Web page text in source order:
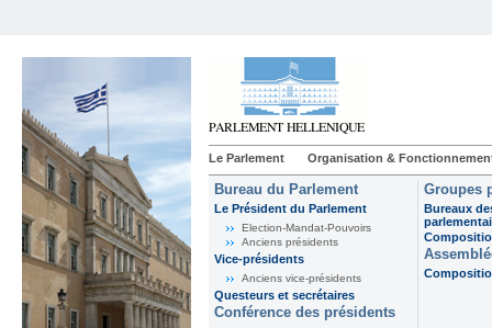
Le Parlement Organisation &
Bureau du Parlement
Le Président du Parlement
Election-Mandat-Pouvoirs
Anciens présidents
Vice-présidents
Anciens vice-présidents
Questeurs et secrétaires
Conférence des présidents
Groupes
Bureaux